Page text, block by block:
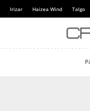
Irizar Haizea Wind Talgo